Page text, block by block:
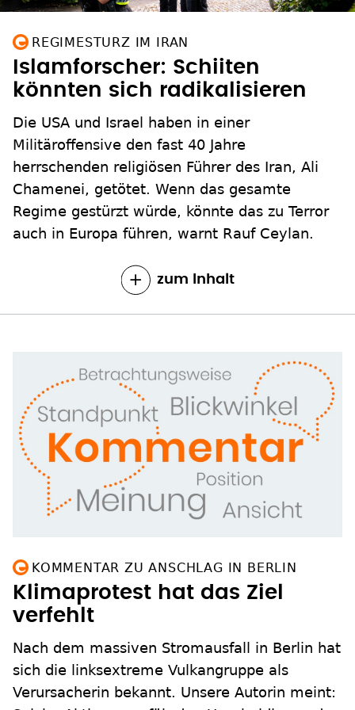
REGIMESTURZ IM IRAN
Islamforscher: Schiiten
könnten sich radikalisieren
Die USA und Israel haben in einer
Militäroffensive den fast 40 Jahre
herrschenden religiösen Führer des Iran, Ali
Chamenei, getötet. Wenn das gesamte
Regime gestürzt würde, könnte das zu Terror
auch in Europa führen, warnt Rauf Ceylan.
zum Inhalt
KOMMENTAR ZU ANSCHLAG IN BERLIN
Klimaprotest hat das Ziel
verfehlt
Nach dem massiven Stromausfall in Berlin hat
sich die linksextreme Vulkangruppe als
Verursacherin bekannt. Unsere Autorin meint: